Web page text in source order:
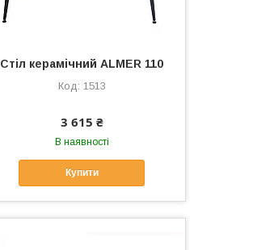
Стіл керамічний ALMER 110
1513
3 615 ₴
В наявності
Купити